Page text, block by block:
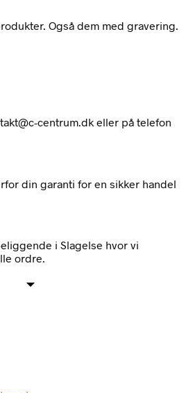
Også dem med gravering.
centrum.dk eller på telefon
din garanti for en sikker handel
i Slagelse hvor vi
ordre.